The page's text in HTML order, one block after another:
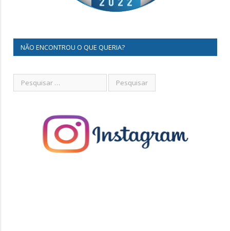
NÃO ENCONTROU O QUE QUERIA?